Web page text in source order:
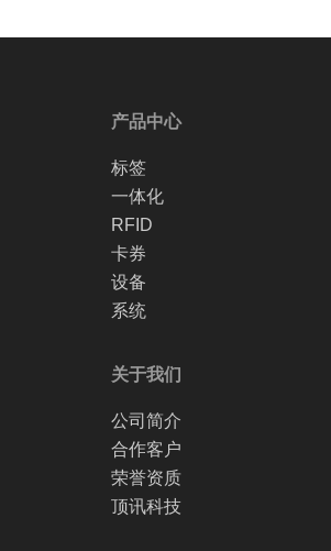
产品中心
标签
一体化
RFID
卡券
设备
系统
关于我们
公司简介
合作客户
荣誉资质
顶讯科技